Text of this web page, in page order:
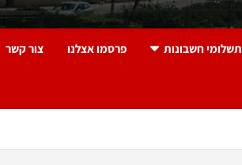
תשלומי חשבונות פרסמו אצלנו צור קשר